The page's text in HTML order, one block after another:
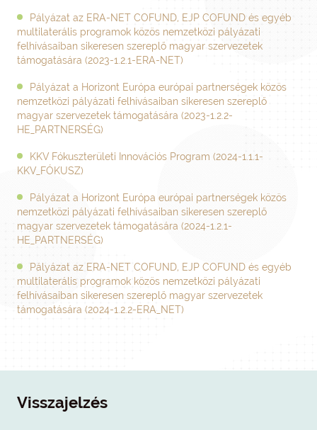
Pályázat az ERA-NET COFUND, EJP COFUND és egyéb
multilaterális programok közös nemzetközi pályázati
felhívásaiban sikeresen szereplő magyar szervezetek
támogatására (2023-1.2.1-ERA-NET)
Pályázat a Horizont Európa európai partnerségek közös
nemzetközi pályázati felhívásaiban sikeresen szereplő
magyar szervezetek támogatására (2023-1.2.2-
HE_PARTNERSÉG)
KKV Fókuszterületi Innovációs Program (2024-1.1.1-
KKV_FÓKUSZ)
Pályázat a Horizont Európa európai partnerségek közös
nemzetközi pályázati felhívásaiban sikeresen szereplő
magyar szervezetek támogatására (2024-1.2.1-
HE_PARTNERSÉG)
Pályázat az ERA-NET COFUND, EJP COFUND és egyéb
multilaterális programok közös nemzetközi pályázati
felhívásaiban sikeresen szereplő magyar szervezetek
támogatására (2024-1.2.2-ERA_NET)
Visszajelzés